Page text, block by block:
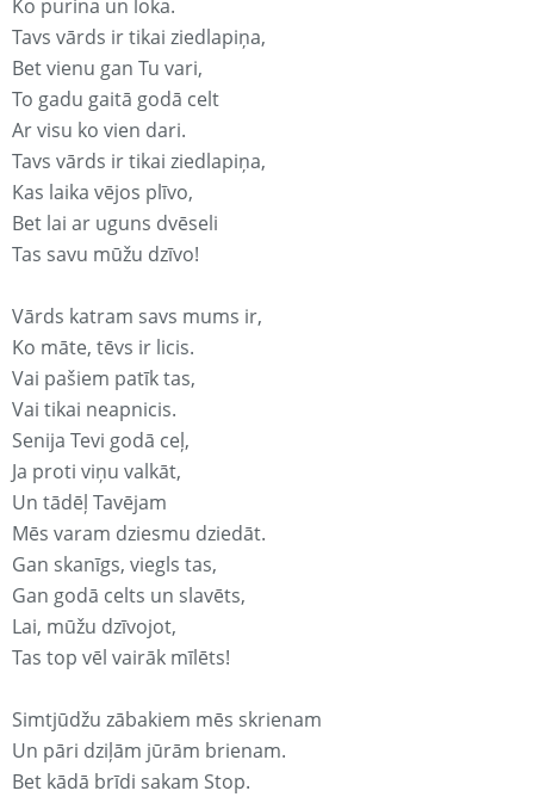
Ko purina un loka.
Tavs vārds ir tikai ziedlapiņa,
Bet vienu gan Tu vari,
To gadu gaitā godā celt
Ar visu ko vien dari.
Tavs vārds ir tikai ziedlapiņa,
Kas laika vējos plīvo,
Bet lai ar uguns dvēseli
Tas savu mūžu dzīvo!
Vārds katram savs mums ir,
Ko māte, tēvs ir licis.
Vai pašiem patīk tas,
Vai tikai neapnicis.
Senija Tevi godā ceļ,
Ja proti viņu valkāt,
Un tādēļ Tavējam
Mēs varam dziesmu dziedāt.
Gan skanīgs, viegls tas,
Gan godā celts un slavēts,
Lai, mūžu dzīvojot,
Tas top vēl vairāk mīlēts!
Simtjūdžu zābakiem mēs skrienam
Un pāri dziļām jūrām brienam.
Bet kādā brīdi sakam Stop.